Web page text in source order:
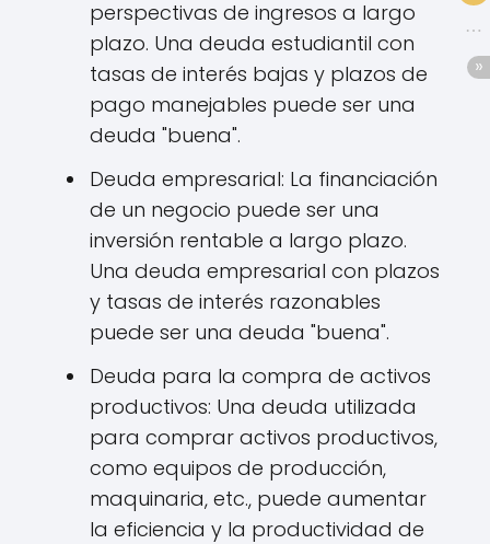
perspectivas de ingresos a largo
plazo. Una deuda estudiantil con
tasas de interés bajas y plazos de
pago manejables puede ser una
deuda "buena".
Deuda empresarial: La financiación
de un negocio puede ser una
inversión rentable a largo plazo.
Una deuda empresarial con plazos
y tasas de interés razonables
puede ser una deuda "buena".
Deuda para la compra de activos
productivos: Una deuda utilizada
para comprar activos productivos,
como equipos de producción,
maquinaria, etc., puede aumentar
la eficiencia y la productividad de